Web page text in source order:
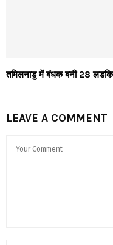
तमिलनाडु में बंधक बनी 28
LEAVE A COMMENT